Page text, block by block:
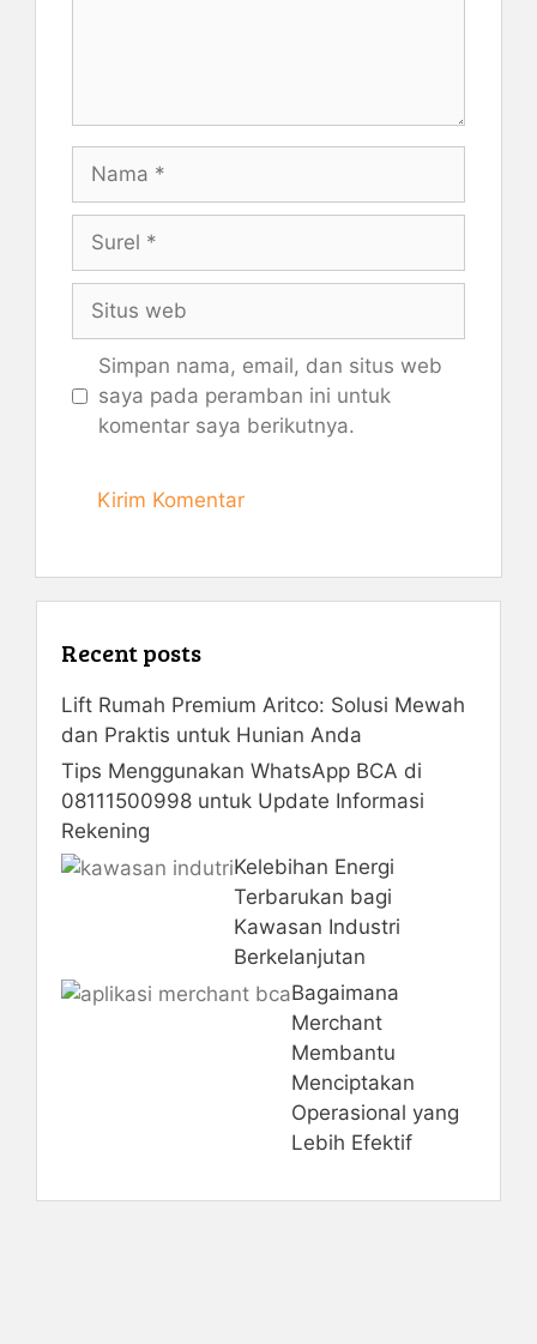
Nama
Surel
Situs
web
Simpan nama, email, dan situs web
saya pada peramban ini untuk
komentar saya berikutnya.
Recent posts
Lift Rumah Premium Aritco: Solusi Mewah
dan Praktis untuk Hunian Anda
Tips Menggunakan WhatsApp BCA di
08111500998 untuk Update Informasi
Rekening
Kelebihan Energi
Terbarukan bagi
Kawasan Industri
Berkelanjutan
Bagaimana
Merchant
Membantu
Menciptakan
Operasional yang
Lebih Efektif